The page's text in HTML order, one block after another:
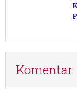
Komentar